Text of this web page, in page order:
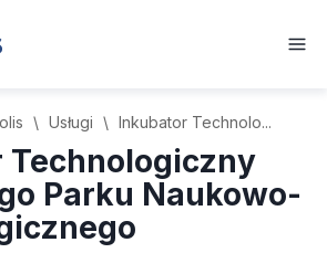
\ Usługi \ Inkubator Technolo...
Technologiczny
Parku Naukowo-